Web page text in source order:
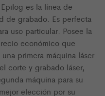
es la línea de
de grabado. Es perfecta
uso particular. Posee la
económico que
primera máquina láser
corte y grabado láser,
máquina para su
elección por su